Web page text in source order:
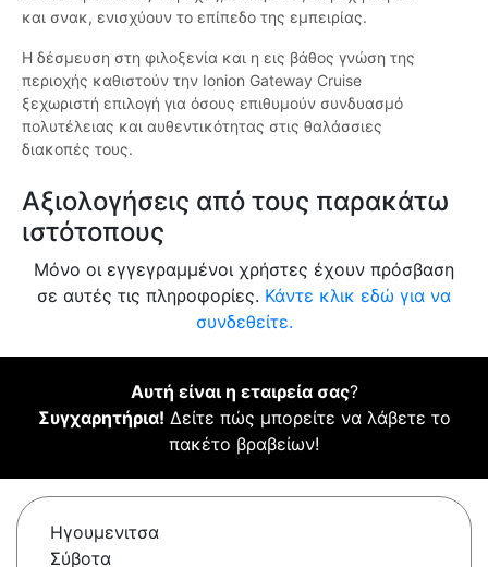
και σνακ, ενισχύουν το επίπεδο της εμπειρίας.
Η δέσμευση στη φιλοξενία και η εις βάθος γνώση της
περιοχής καθιστούν την Ionion Gateway Cruise
ξεχωριστή επιλογή για όσους επιθυμούν συνδυασμό
πολυτέλειας και αυθεντικότητας στις θαλάσσιες
διακοπές τους.
Αξιολογήσεις από τους παρακάτω
ιστότοπους
Μόνο οι εγγεγραμμένοι χρήστες έχουν πρόσβαση
σε αυτές τις πληροφορίες. Κάντε κλικ εδώ για να
συνδεθείτε.
Αυτή είναι η εταιρεία σας?
Συγχαρητήρια! Δείτε πώς μπορείτε να λάβετε το
πακέτο βραβείων!
Ηγουμενιτσα
Σύβοτα